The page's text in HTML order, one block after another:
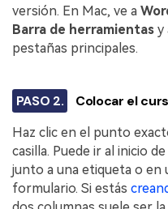
versión. En Mac, ve a
Barra de herramientas y
pestañas principales.
PASO 2. Colocar el
Haz clic en el punto
casilla. Puede ir al inicio
junto a una etiqueta o en
formulario. Si estás